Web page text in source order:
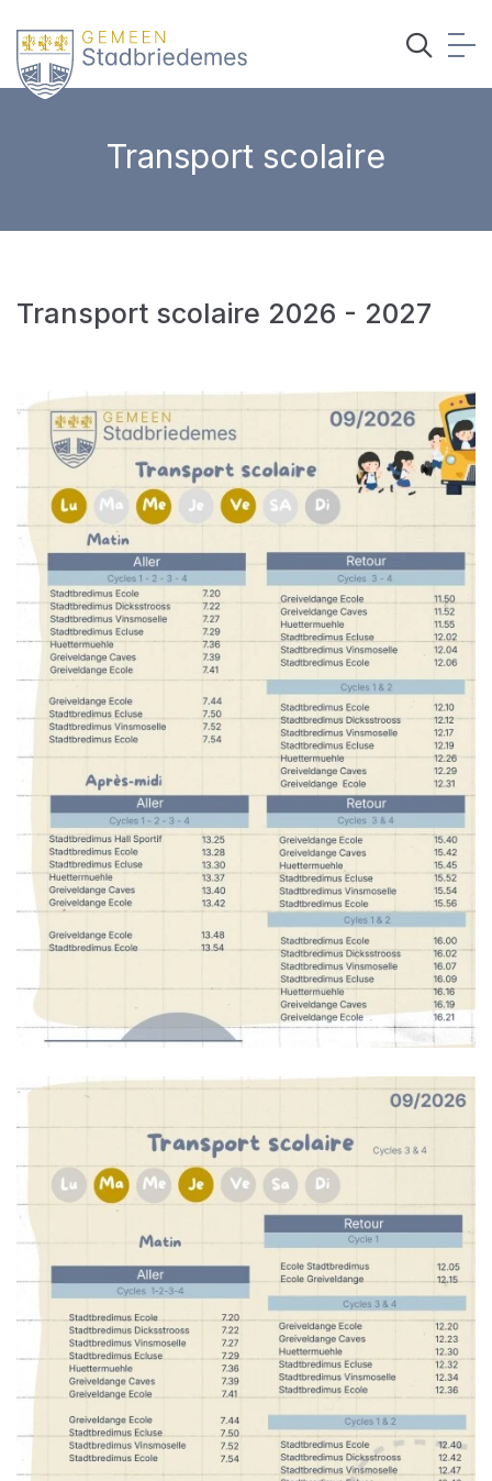
Transport scolaire
Transport scolaire 2026 - 2027